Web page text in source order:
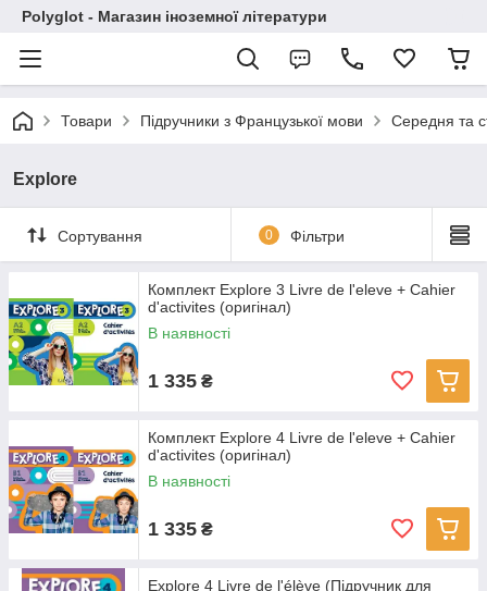
Polyglot - Магазин іноземної літератури
Товари Підручники з Французької мови Середня та
Explore
Сортування 0 Фільтри
Комплект Explore 3 Livre de l'eleve + Cahier
d'activites (оригінал)
В наявності
1 335 ₴
Комплект Explore 4 Livre de l'eleve + Cahier
d'activites (оригінал)
В наявності
1 335 ₴
Explore 4 Livre de l'élève (Підручник для